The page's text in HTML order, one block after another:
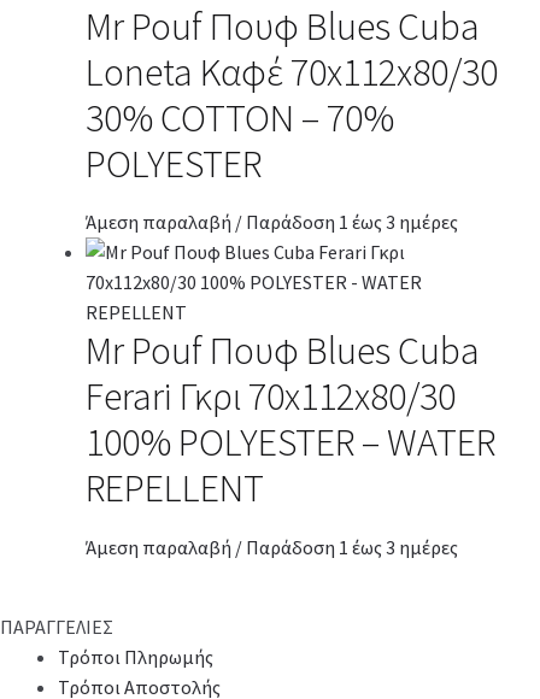
Mr Pouf Πουφ Blues Cuba
Loneta Καφέ 70x112x80/30
30% COTTON – 70%
POLYESTER
Άμεση παραλαβή / Παράδοση 1 έως 3 ημέρες
Mr Pouf Πουφ Blues Cuba
Ferari Γκρι 70x112x80/30
100% POLYESTER – WATER
REPELLENT
Άμεση παραλαβή / Παράδοση 1 έως 3 ημέρες
ΠΑΡΑΓΓΕΛΙΕΣ
Τρόποι Πληρωμής
Τρόποι Αποστολής